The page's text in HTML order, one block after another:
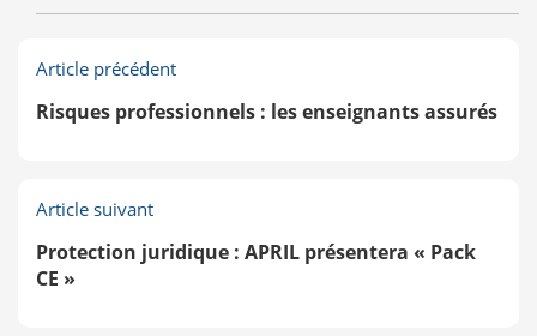
Article précédent
Risques professionnels : les enseignants assurés
Article suivant
Protection juridique : APRIL présentera « Pack
CE »